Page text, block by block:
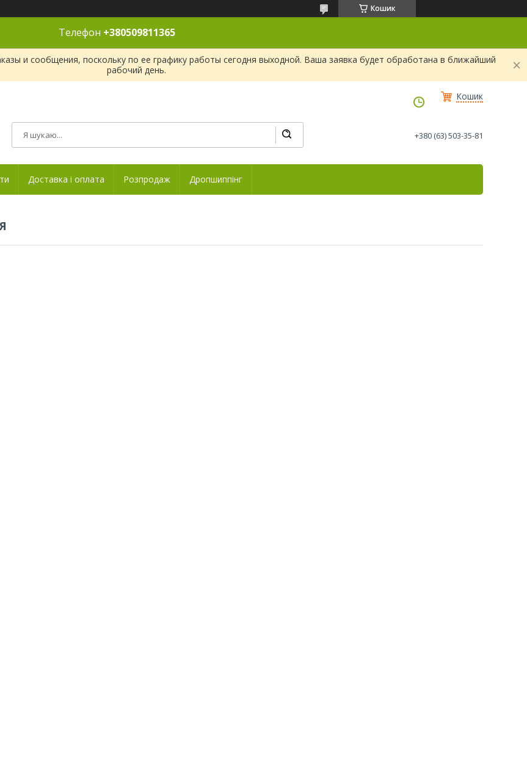
Кошик
Телефон +380509811365
и сообщения, поскольку по ее графику работы сегодня выходной. Ваша заявка будет обработана в ближайший
рабочий день.
Кошик
+380 (63) 503-35-81
Доставка і оплата Розпродаж Дропшиппінг